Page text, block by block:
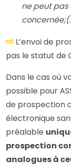
ne peut pas
L’envoi de
pas le statut de
Dans le cas où
possible pour
de prospection
électronique
préalable
prospection
analogues à